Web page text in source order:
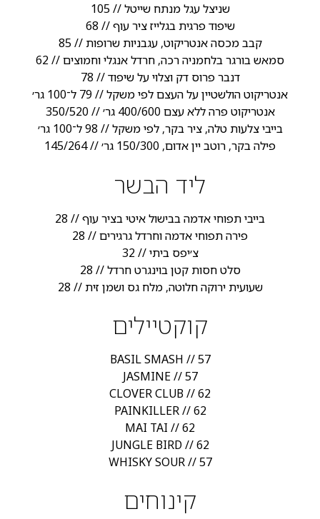
שניצל עגל מנתח שייטל // 105
שיפוד פרגית בגלייז ציר עוף // 68
קבב מכסה אנטריקוט, עגבניות שרופות // 85
סמאש בורגר בלחמניה רכה, חרדל אנגלי וחמוצים // 62
דנבר פרוס דק וצלוי על שיפוד // 78
אנטריקוט הולשטיין על העצם לפי משקל // 79 ל־100 גר׳
אנטריקוט פרה ללא עצם 400/600 גר׳ // 350/520
בייבי צלעות טלה, ציר בקר, לפי משקל // 98 ל־100 גר׳
פילה בקר, רוטב יין אדום, 150/300 גר׳ // 145/264
ליד הבשר
בייבי תפוחי אדמה בבישול איטי בציר עוף // 28
פירה תפוחי אדמה וחרדל גרגירים // 28
צ׳יפס ביתי // 32
סלט חסות קטן בוינגרט חרדל // 28
שעועית ירוקה חלוטה, מלח גס ושמן זית // 28
קוקטיילים
BASIL SMASH // 57
JASMINE // 57
CLOVER CLUB // 62
PAINKILLER // 62
MAI TAI // 62
JUNGLE BIRD // 62
WHISKY SOUR // 57
קינוחים